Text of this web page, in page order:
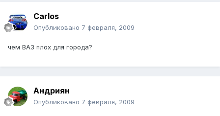
Carlos
Опубликовано 7 февраля, 2009
чем ВАЗ плох для города?
Андриян
Опубликовано 7 февраля, 2009